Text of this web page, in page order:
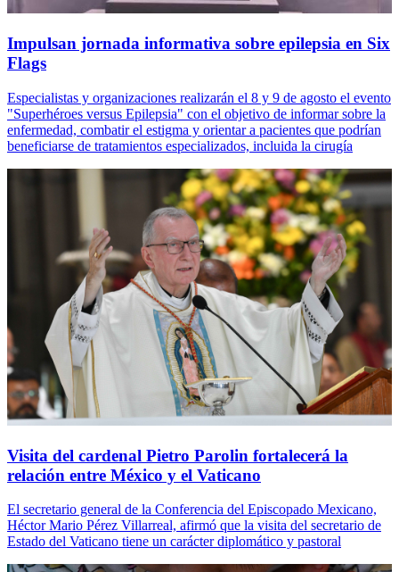
Impulsan jornada informativa sobre epilepsia en Six
Flags
Especialistas y organizaciones realizarán el 8 y 9 de agosto el evento
"Superhéroes versus Epilepsia" con el objetivo de informar sobre la
enfermedad, combatir el estigma y orientar a pacientes que podrían
beneficiarse de tratamientos especializados, incluida la cirugía
Visita del cardenal Pietro Parolin fortalecerá la
relación entre México y el Vaticano
El secretario general de la Conferencia del Episcopado Mexicano,
Héctor Mario Pérez Villarreal, afirmó que la visita del secretario de
Estado del Vaticano tiene un carácter diplomático y pastoral